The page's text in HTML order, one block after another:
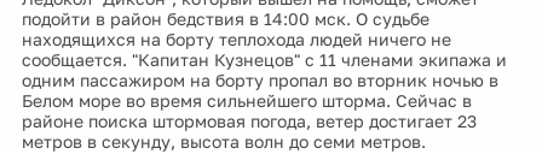
подойти в район бедствия в 14:00 мск. О судьбе
находящихся на борту теплохода людей ничего не
сообщается. "Капитан Кузнецов" с 11 членами экипажа и
одним пассажиром на борту пропал во вторник ночью в
Белом море во время сильнейшего шторма. Сейчас в
районе поиска штормовая погода, ветер достигает 23
метров в секунду, высота волн до семи метров.